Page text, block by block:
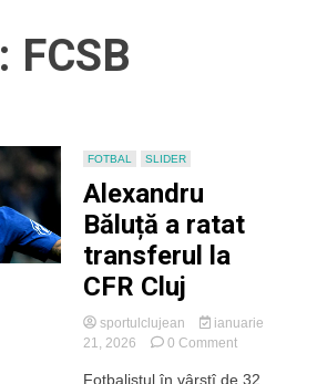
FCSB
FOTBAL SLIDER
Alexandru
Băluță a ratat
transferul la
CFR Cluj
sportulclujean
ianuarie
21, 2026
0 Commenton
Fotbalistul în vârstî de 32